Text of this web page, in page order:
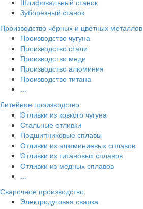
Шлифовальный станок
Зуборезный станок
Производство чёрных и цветных металлов
Производство чугуна
Производство стали
Производство меди
Производство алюминия
Производство титана
...
Литейное производство
Отливки из ковкого чугуна
Стальные отливки
Подшипниковые сплавы
Отливки из алюминиевых сплавов
Отливки из титановых сплавов
Отливки из медных сплавов
...
Сварочное производство
Электродуговая сварка